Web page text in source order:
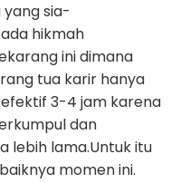
yang sia-
hikmah
ini dimana
tua karir hanya
3-4 jam karena
dan
lebih lama.Untuk itu
momen ini.